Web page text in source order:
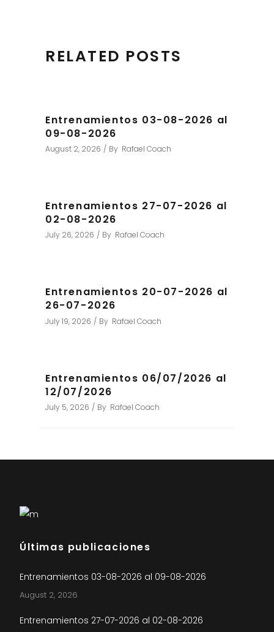
RELATED POSTS
Entrenamientos 03-08-2026 al
09-08-2026
August 2, 2026 By Rafael Coach
Entrenamientos 27-07-2026 al
02-08-2026
July 26, 2026 By Rafael Coach
Entrenamientos 20-07-2026 al
26-07-2026
July 19, 2026 By Rafael Coach
Entrenamientos 06/07/2026 al
12/07/2026
July 5, 2026 By Rafael Coach
Últimas publicaciones
Entrenamientos 03-08-2026 al 09-08-2026
August 2, 2026
Entrenamientos 27-07-2026 al 02-08-2026